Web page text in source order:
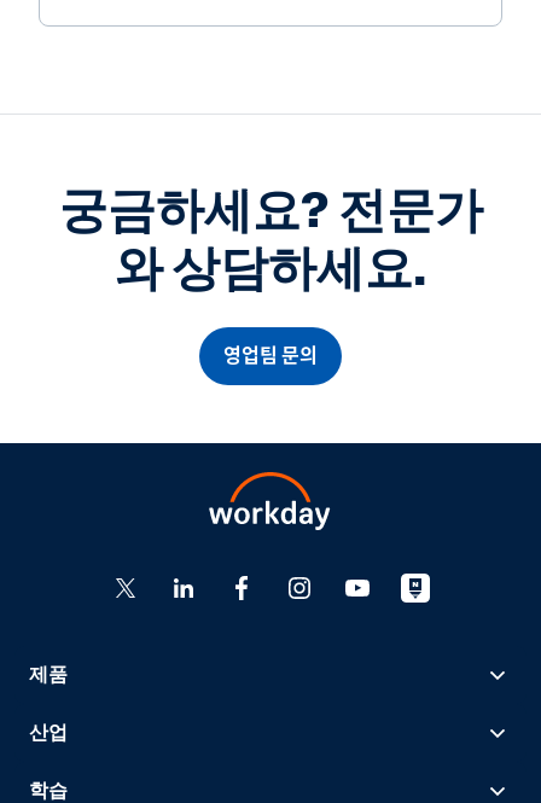
궁금하세요? 전문가
와 상담하세요.
영업팀 문의
제품
산업
학습